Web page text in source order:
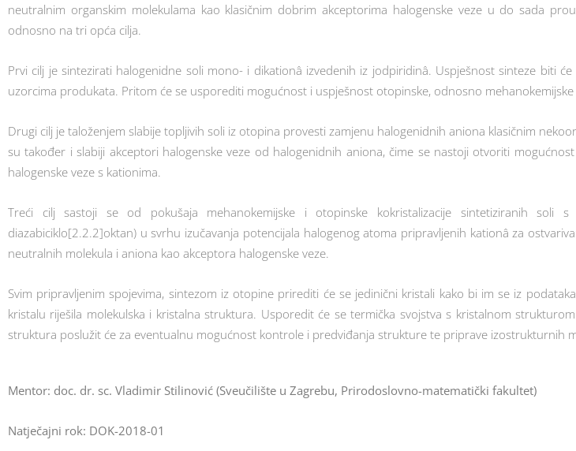
neutralnim organskim molekulama kao klasičnim dobrim akceptorima halogenske veze u do sada
odnosno na tri opća cilja.
Prvi cilj je sintezirati halogenidne soli mono- i dikationâ izvedenih iz jodpiridinâ. Uspješnost sinteze biti
uzorcima produkata. Pritom će se usporediti mogućnost i uspješnost otopinske, odnosno mehanokemijske
Drugi cilj je taloženjem slabije topljivih soli iz otopina provesti zamjenu halogenidnih aniona klasičnim
su također i slabiji akceptori halogenske veze od halogenidnih aniona, čime se nastoji otvoriti
halogenske veze s kationima.
Treći cilj sastoji se od pokušaja mehanokemijske i otopinske kokristalizacije sintetiziranih soli
diazabiciklo[2.2.2]oktan) u svrhu izučavanja potencijala halogenog atoma pripravljenih kationâ za
neutralnih molekula i aniona kao akceptora halogenske veze.
Svim pripravljenim spojevima, sintezom iz otopine prirediti će se jedinični kristali kako bi im se iz
kristalu riješila molekulska i kristalna struktura. Usporedit će se termička svojstva s kristalnom
struktura poslužit će za eventualnu mogućnost kontrole i predviđanja strukture te priprave izostrukturnih
Mentor: doc. dr. sc. Vladimir Stilinović (Sveučilište u Zagrebu, Prirodoslovno-matematički fakultet)
Natječajni rok: DOK-2018-01